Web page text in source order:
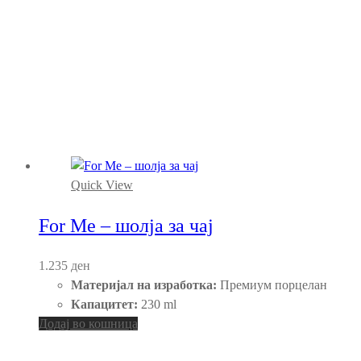
Quick View
For Me – шолја за чај
1.235 ден
Материјал на изработка: Премиум порцелан
Капацитет: 230 ml
Додај во кошница